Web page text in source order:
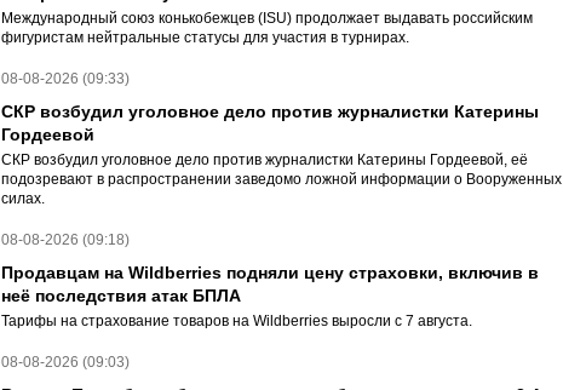
Международный союз конькобежцев (ISU) продолжает выдавать российским
фигуристам нейтральные статусы для участия в турнирах.
08-08-2026 (09:33)
СКР возбудил уголовное дело против журналистки Катерины
Гордеевой
СКР возбудил уголовное дело против журналистки Катерины Гордеевой, её
подозревают в распространении заведомо ложной информации о Вооруженных
силах.
08-08-2026 (09:18)
Продавцам на Wildberries подняли цену страховки, включив в
неё последствия атак БПЛА
Тарифы на страхование товаров на Wildberries выросли с 7 августа.
08-08-2026 (09:03)